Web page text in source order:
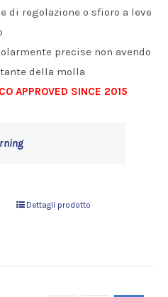
di regolazione o sfioro a leve
precise non avendo
della molla
APPROVED SINCE 2015
Dettagli prodotto